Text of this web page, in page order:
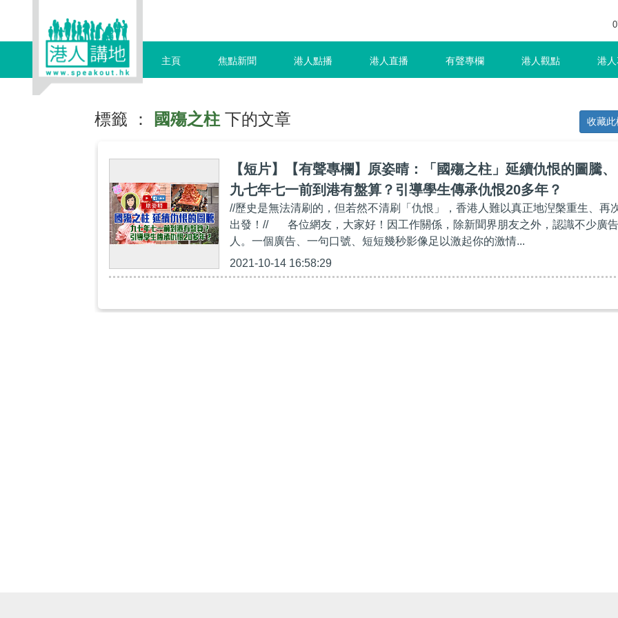
主頁 焦點新聞 港人點播 港人直播 有聲專欄 港人觀點 港
標籤 ： 國殤之柱 下的文章 收藏此
【短片】【有聲專欄】原姿晴：「國殤之柱」延續仇恨的圖騰、
九七年七一前到港有盤算？引導學生傳承仇恨20多年？
//歷史是無法清刷的，但若然不清刷「仇恨」，香港人難以真正地湼槃重生、再
出發！// 各位網友，大家好！因工作關係，除新聞界朋友之外，認識不少廣告
人。一個廣告、一句口號、短短幾秒影像足以激起你的激情...
2021-10-14 16:58:29